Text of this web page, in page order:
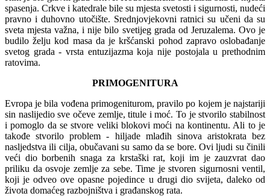
spasenja. Crkve i katedrale bile su mjesta svetosti i sigurnosti, nudeći
pravno i duhovno utočište. Srednjovjekovni ratnici su učeni da su
sveta mjesta važna, i nije bilo svetijeg grada od Jeruzalema. Ovo je
budilo želju kod masa da je kršćanski pohod zapravo oslobađanje
svetog grada - vrsta entuzijazma koja nije postojala u prethodnim
ratovima.
PRIMOGENITURA
Evropa je bila vođena primogeniturom, pravilo po kojem je najstariji
sin naslijedio sve očeve zemlje, titule i moć. To je stvorilo stabilnost
i pomoglo da se stvore veliki blokovi moći na kontinentu. Ali to je
takođe stvorilo problem - hiljade mlađih sinova aristokrata bez
nasljedstva ili cilja, obučavani su samo da se bore. Ovi ljudi su činili
veći dio borbenih snaga za krstaški rat, koji im je zauzvrat dao
priliku da osvoje zemlje za sebe. Time je stvoren sigurnosni ventil,
koji je odveo ove opasne pojedince u drugi dio svijeta, daleko od
života domaćeg razbojništva i građanskog rata.